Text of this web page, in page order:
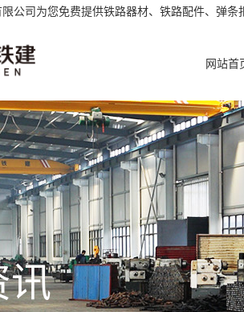
公司为您免费提供铁路器材、铁路配件、弹
网站首
讯